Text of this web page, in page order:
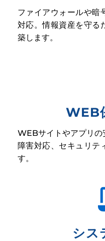
ファイアウォールや暗
対応。情報資産を守る
築します。
WEB
WEBサイトやアプリの
障害対応、セキュリテ
す。
シス